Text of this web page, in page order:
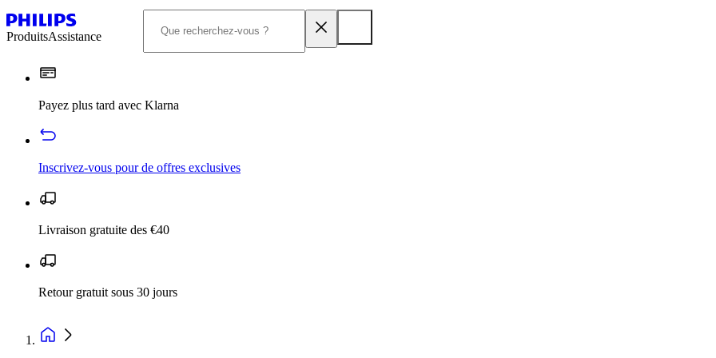
ProduitsAssistance
Payez plus tard avec Klarna
Inscrivez‑vous pour de offres exclusives
Livraison gratuite des €40
Retour gratuit sous 30 jours